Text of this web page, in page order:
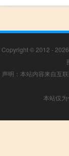
Copyright © 2012 - 2026
声明：本站内容来自互
本站仅